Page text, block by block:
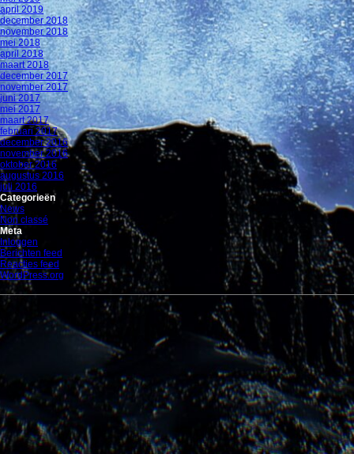
april 2019
december 2018
november 2018
mei 2018
april 2018
maart 2018
december 2017
november 2017
juni 2017
mei 2017
maart 2017
februari 2017
december 2016
november 2016
oktober 2016
augustus 2016
juli 2016
Categorieën
News
Non classé
Meta
Inloggen
Berichten feed
Reacties feed
WordPress.org